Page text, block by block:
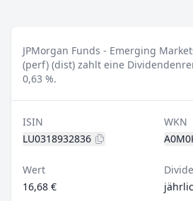
JPMorgan Funds - Emerging
(perf) (dist) zahlt eine
0,63 %.
ISIN
LU0318932836
WKN
Wert
16,68 €